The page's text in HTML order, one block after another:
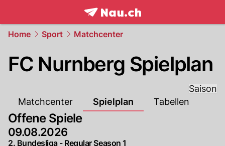
frontpage.NAU.ch
Home Sport Matchcenter
FC Nurnberg Spielplan
Saison
Matchcenter
Spielplan Tabellen
Offene Spiele
09.08.2026
2. Bundesliga - Regular Season 1